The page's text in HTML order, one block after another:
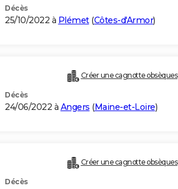
Décès
25/10/2022 à Plémet(Côtes-d'Armor)
Créer une cagnotte obsèques
Décès
24/06/2022 à Angers (Maine-et-Loire)
Créer une cagnotte obsèques
Décès